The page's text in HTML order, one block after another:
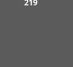
219